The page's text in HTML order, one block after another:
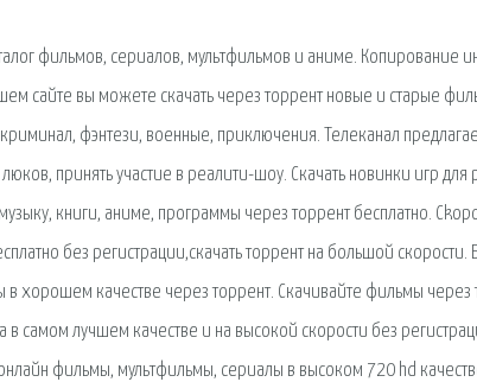
фильмов, сериалов, мультфильмов и аниме. Копирование
сайте вы можете скачать через торрент новые и старые
фэнтези, военные, приключения. Телеканал
принять участие в реалити-шоу. Скачать новинки игр
книги, аниме, программы через торрент бесплатно.
без регистрации,скачать торрент на большой
хорошем качестве через торрент. Скачивайте фильмы через
в самом лучшем качестве и на высокой скорости без
фильмы, мультфильмы, сериалы в высоком 720 hd